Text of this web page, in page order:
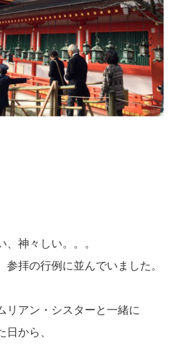
神々しい。。。
拝の行例に並んでいました。
リアン・シスターと一緒に
から、